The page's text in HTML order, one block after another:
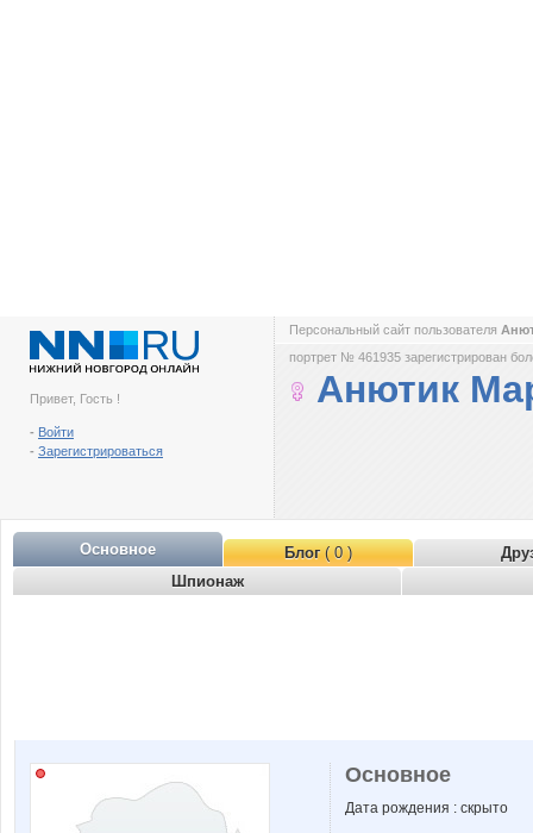
Привет, Гость !
- Войти
- Зарегистрироваться
Персональный сайт пользователя
портрет № 461935 зарегистрирован
Анютик
Основное Блог( 0 )
Шпионаж
Основное
Дата рождения : скрыто